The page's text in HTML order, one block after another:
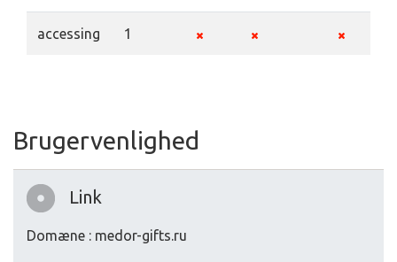
accessing 1
Brugervenlighed
Link
Domæne : medor-gifts.ru